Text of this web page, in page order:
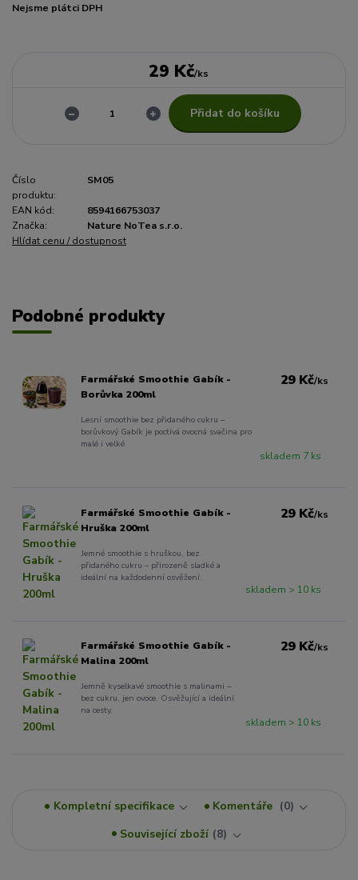
Nejsme plátci DPH
29 Kč/ks
Přidat do košíku
Číslo
produktu:
SM05
EAN kód:
8594166753037
Značka:
Nature NoTea s.r.o.
Hlídat cenu / dostupnost
Podobné produkty
Farmářské Smoothie Gabík -
Borůvka 200ml
Lesní smoothie bez přidaného cukru –
borůvkový Gabík je poctivá ovocná svačina pro
malé i velké.
29 Kč/ks
skladem 7 ks
Farmářské Smoothie Gabík -
Hruška 200ml
Jemné smoothie s hruškou, bez
přidaného cukru – přirozeně sladké a
ideální na každodenní osvěžení.
29 Kč/ks
skladem > 10 ks
Farmářské Smoothie Gabík -
Malina 200ml
Jemně kyselkavé smoothie s malinami –
bez cukru, jen ovoce. Osvěžující a ideální
na cesty.
29 Kč/ks
skladem > 10 ks
Kompletní specifikace Komentáře
0
Související zboží 8